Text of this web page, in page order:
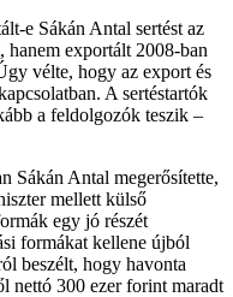
e Sákán Antal sertést az
exportált 2008-ban
vélte, hogy az export és
A sertéstartók
a feldolgozók teszik –
Sákán Antal megerősítette,
mellett külső
egy jó részét
formákat kellene újból
beszélt, hogy havonta
nettó 300 ezer forint maradt